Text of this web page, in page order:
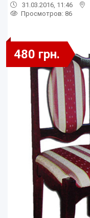
31.03.2016, 11:46
Просмотров: 86
480 грн.